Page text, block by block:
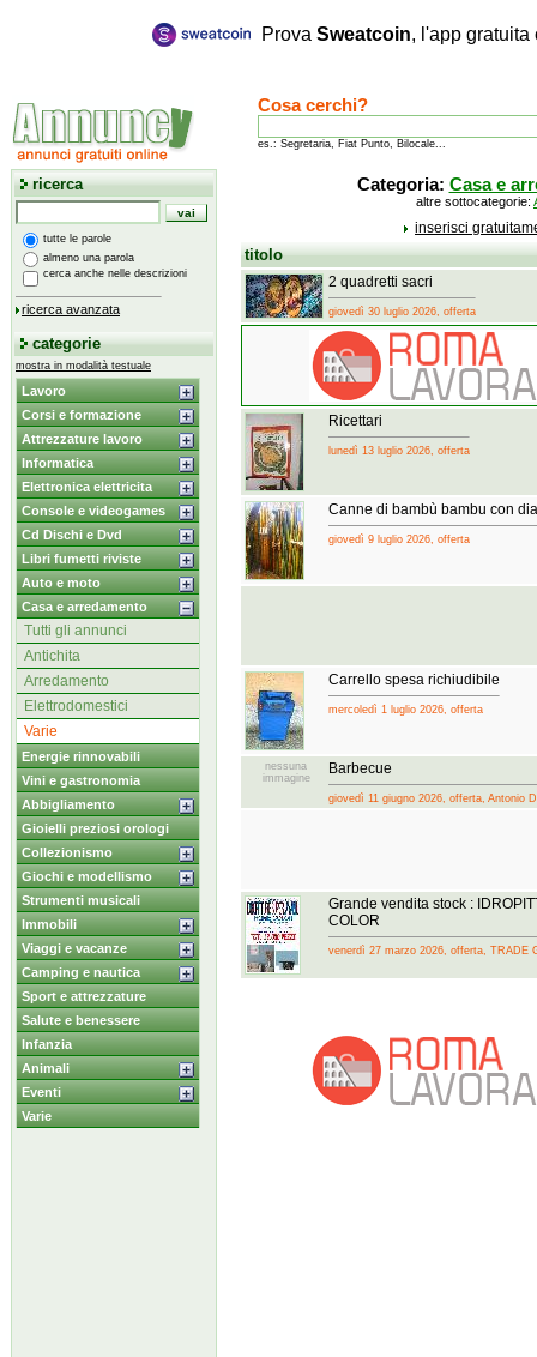
Prova Sweatcoin, l'app
Cosa cerchi?
es.: Segretaria, Fiat Punto, Bilocale...
ricerca
tutte le parole
almeno una parola
cerca anche nelle descrizioni
ricerca avanzata
categorie
mostra in modalità testuale
Lavoro
Corsi e formazione
Attrezzature lavoro
Informatica
Elettronica elettricita
Console e videogames
Cd Dischi e Dvd
Libri fumetti riviste
Auto e moto
Casa e arredamento
Tutti gli annunci
Antichita
Arredamento
Elettrodomestici
Varie
Energie rinnovabili
Vini e gastronomia
Abbigliamento
Gioielli preziosi orologi
Collezionismo
Giochi e modellismo
Strumenti musicali
Immobili
Viaggi e vacanze
Camping e nautica
Sport e attrezzature
Salute e benessere
Infanzia
Animali
Eventi
Varie
Categoria: Casa e
altre sottocategorie:
inserisci
titolo
2 quadretti sacri
giovedì 30 luglio 2026, offerta
Ricettari
lunedì 13 luglio 2026, offerta
Canne di bambù bambu con
giovedì 9 luglio 2026, offerta
Carrello spesa richiudibile
mercoledì 1 luglio 2026, offerta
nessuna
immagine
Barbecue
giovedì 11 giugno 2026, offerta, Antonio
Grande vendita stock :
COLOR
venerdì 27 marzo 2026, offerta, TRADE